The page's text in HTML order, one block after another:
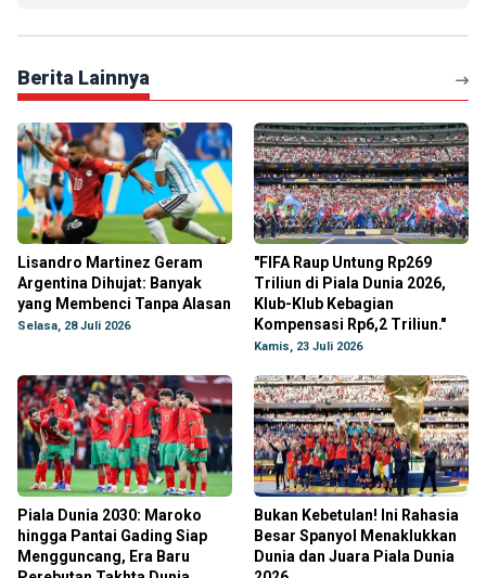
Berita Lainnya
Lisandro Martinez Geram
Argentina Dihujat: Banyak
yang Membenci Tanpa Alasan
Selasa, 28 Juli 2026
"FIFA Raup Untung Rp269
Triliun di Piala Dunia 2026,
Klub-Klub Kebagian
Kompensasi Rp6,2 Triliun."
Kamis, 23 Juli 2026
Piala Dunia 2030: Maroko
hingga Pantai Gading Siap
Mengguncang, Era Baru
Bukan Kebetulan! Ini Rahasia
Besar Spanyol Menaklukkan
Dunia dan Juara Piala Dunia